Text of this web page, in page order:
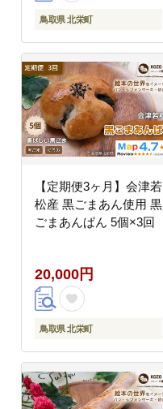
鳥取県 北栄町
【定期便3ヶ月】会津若
松産 黒ごまあん使用 黒
ごまあんぱん 5個×3回
20,000円
鳥取県 北栄町